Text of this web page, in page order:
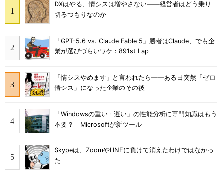
DXはやる、情シスは増やさない――経営者はどう乗り
切るつもりなのか
「GPT-5.6 vs. Claude Fable 5」勝者はClaude、でも企
業が選びづらいワケ：891st Lap
「情シスやめます」と言われたら――ある日突然「ゼロ
情シス」になった企業のその後
「Windowsの重い・遅い」の性能分析に専門知識はもう
不要？ Microsoftが新ツール
Skypeは、ZoomやLINEに負けて消えたわけではなかっ
た